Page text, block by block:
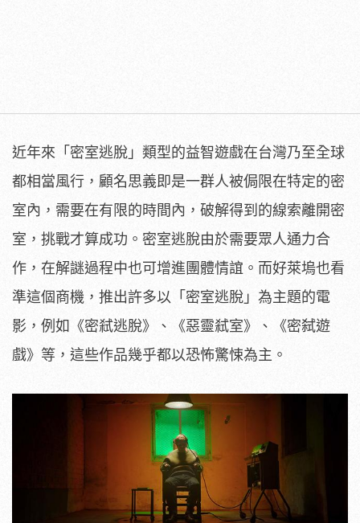
近年來「密室逃脫」類型的益智遊戲在台灣乃至全球
都相當風行，顧名思義即是一群人被侷限在特定的密
室內，需要在有限的時間內，破解得到的線索離開密
室，挑戰才算成功。密室逃脫由於需要眾人通力合
作，在解謎過程中也可增進團體情誼。而好萊塢也看
準這個商機，推出許多以「密室逃脫」為主題的電
影，例如《密弒逃脫》、《惡靈弒室》、《密弑遊
戲》等，這些作品幾乎都以恐怖驚悚為主。